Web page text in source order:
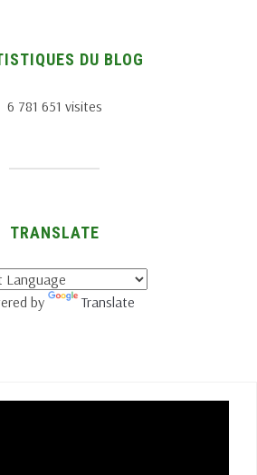
DU BLOG
6 781 651 visites
TRANSLATE
by Translate